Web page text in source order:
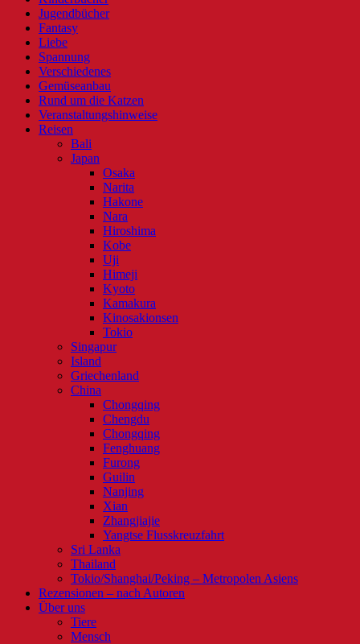
Jugendbücher
Fantasy
Liebe
Spannung
Verschiedenes
Gemüseanbau
Rund um die Katzen
Veranstaltungshinweise
Reisen
Bali
Japan
Osaka
Narita
Hakone
Nara
Hiroshima
Kobe
Uji
Himeji
Kyoto
Kamakura
Kinosakionsen
Tokio
Singapur
Island
Griechenland
China
Chongqing
Chengdu
Chongqing
Fenghuang
Furong
Guilin
Nanjing
Xian
Zhangjiajie
Yangtse Flusskreuzfahrt
Sri Lanka
Thailand
Tokio/Shanghai/Peking – Metropolen Asiens
Rezensionen – nach Autoren
Über uns
Tiere
Mensch